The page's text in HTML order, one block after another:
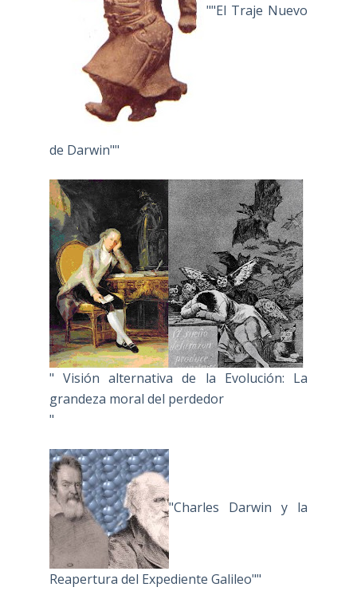
""El Traje Nuevo
de Darwin""
" Visión alternativa de la Evolución: La
grandeza moral del perdedor
"
"Charles Darwin y la
Reapertura del Expediente Galileo""